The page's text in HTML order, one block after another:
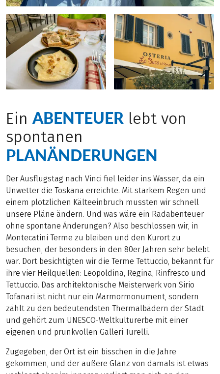
EinABENTEUER lebt von
spontanen
PLANÄNDERUNGEN
Der Ausflugstag nach Vinci fiel leider ins Wasser, da ein
Unwetter die Toskana erreichte. Mit starkem Regen und
einem plötzlichen Kälteeinbruch mussten wir schnell
unsere Pläne ändern. Und was wäre ein Radabenteuer
ohne spontane Änderungen? Also beschlossen wir, in
Montecatini Terme zu bleiben und den Kurort zu
besuchen, der besonders in den 80er Jahren sehr belebt
war. Dort besichtigten wir die Terme Tettuccio, bekannt für
ihre vier Heilquellen: Leopoldina, Regina, Rinfresco und
Tettuccio. Das architektonische Meisterwerk von Sirio
Tofanari ist nicht nur ein Marmormonument, sondern
zählt zu den bedeutendsten Thermalbädern der Stadt
und gehört zum UNESCO-Weltkulturerbe mit einer
eigenen und prunkvollen Galleri Turelli.
Zugegeben, der Ort ist ein bisschen in die Jahre
gekommen, und der äußere Glanz von damals ist etwas